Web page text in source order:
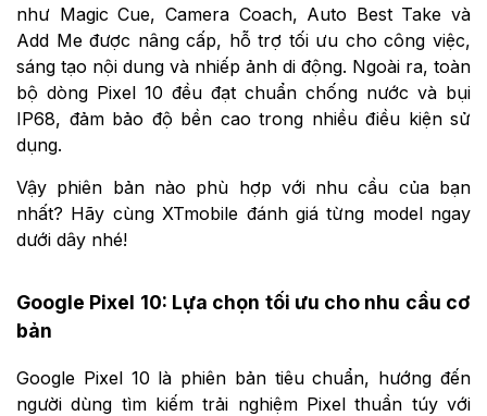
như Magic Cue, Camera Coach, Auto Best Take và
Add Me được nâng cấp, hỗ trợ tối ưu cho công việc,
sáng tạo nội dung và nhiếp ảnh di động. Ngoài ra, toàn
bộ dòng Pixel 10 đều đạt chuẩn chống nước và bụi
IP68, đảm bảo độ bền cao trong nhiều điều kiện sử
dụng.
Vậy phiên bản nào phù hợp với nhu cầu của bạn
nhất? Hãy cùng XTmobile đánh giá từng model ngay
dưới dây nhé!
Google Pixel 10: Lựa chọn tối ưu cho nhu cầu cơ
bản
Google Pixel 10 là phiên bản tiêu chuẩn, hướng đến
người dùng tìm kiếm trải nghiệm Pixel thuần túy với